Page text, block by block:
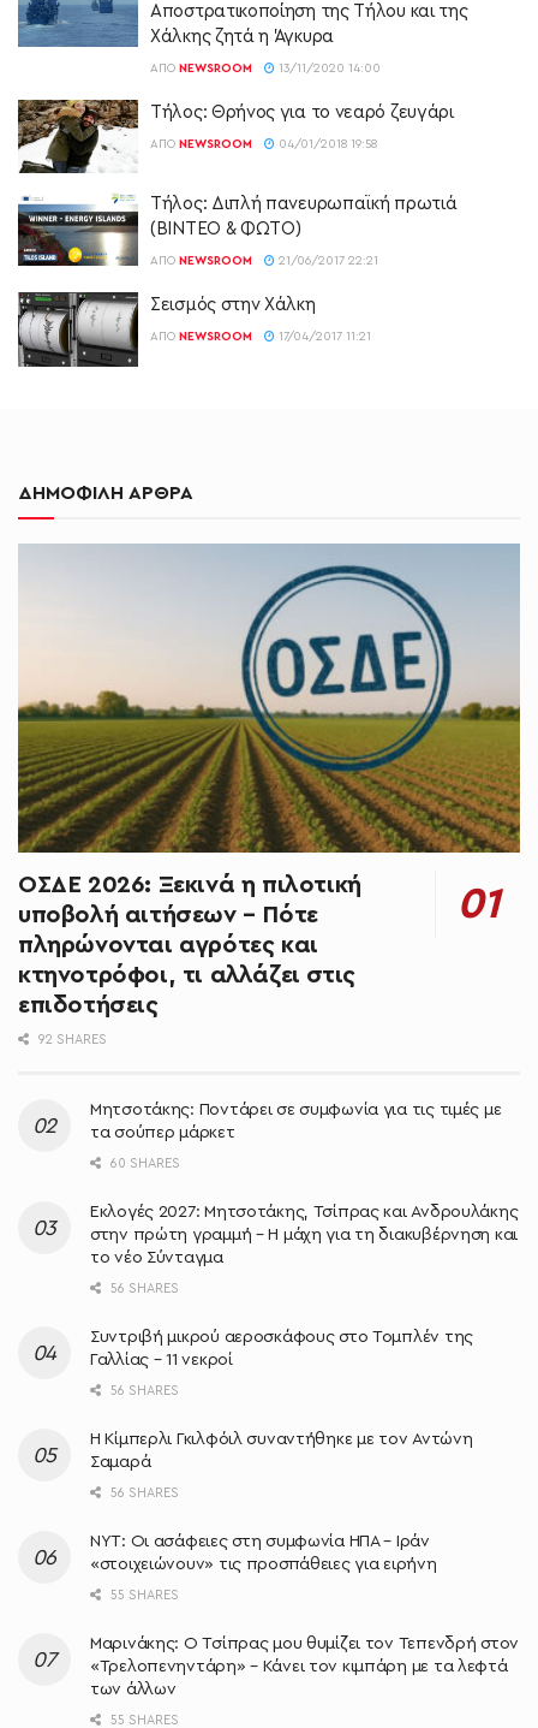
Αποστρατικοποίηση της Τήλου και της
Χάλκης ζητά η Άγκυρα
ΑΠΌ NEWSROOM 13/11/2020 14:00
Τήλος: Θρήνος για το νεαρό ζευγάρι
ΑΠΌ NEWSROOM 04/01/2018 19:58
Τήλος: Διπλή πανευρωπαϊκή πρωτιά
(ΒΙΝΤΕΟ & ΦΩΤΟ)
ΑΠΌ NEWSROOM 21/06/2017 22:21
Σεισμός στην Χάλκη
ΑΠΌ NEWSROOM 17/04/2017 11:21
ΔΗΜΟΦΙΛΗ ΑΡΘΡΑ
ΟΣΔΕ 2026: Ξεκινά η πιλοτική
υποβολή αιτήσεων – Πότε
πληρώνονται αγρότες και
κτηνοτρόφοι, τι αλλάζει στις
επιδοτήσεις
92 SHARES
Μητσοτάκης: Ποντάρει σε συμφωνία για τις τιμές με
τα σούπερ μάρκετ
60 SHARES
Εκλογές 2027: Μητσοτάκης, Τσίπρας και Ανδρουλάκης
στην πρώτη γραμμή – Η μάχη για τη διακυβέρνηση και
το νέο Σύνταγμα
56 SHARES
Συντριβή μικρού αεροσκάφους στο Τομπλέν της
Γαλλίας – 11 νεκροί
56 SHARES
Η Κίμπερλι Γκιλφόιλ συναντήθηκε με τον Αντώνη
Σαμαρά
56 SHARES
NYT: Οι ασάφειες στη συμφωνία ΗΠΑ – Ιράν
«στοιχειώνουν» τις προσπάθειες για ειρήνη
55 SHARES
Μαρινάκης: Ο Τσίπρας μου θυμίζει τον Τεπενδρή στον
«Τρελοπενηντάρη» – Κάνει τον κιμπάρη με τα λεφτά
των άλλων
55 SHARES